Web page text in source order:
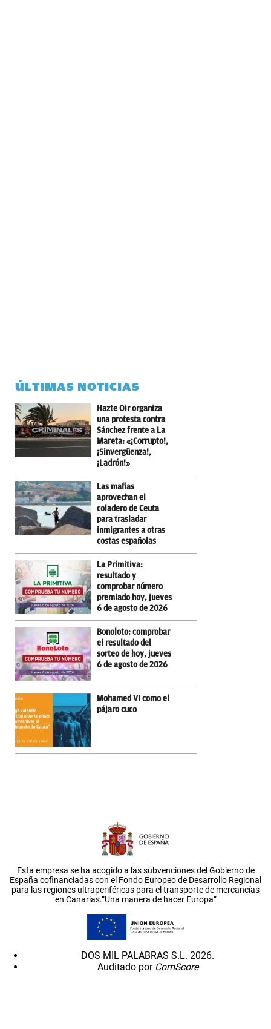
ÚLTIMAS NOTICIAS
Hazte Oir organiza
una protesta contra
Sánchez frente a La
Mareta: «¡Corrupto!,
¡Sinvergüenza!,
¡Ladrón!»
Las mafias
aprovechan el
coladero de Ceuta
para trasladar
inmigrantes a otras
costas españolas
La Primitiva:
resultado y
comprobar número
premiado hoy, jueves
6 de agosto de 2026
Bonoloto: comprobar
el resultado del
sorteo de hoy, jueves
6 de agosto de 2026
Mohamed VI como el
pájaro cuco
Esta empresa se ha acogido a las subvenciones del Gobierno de
España cofinanciadas con el Fondo Europeo de Desarrollo Regional
para las regiones ultraperiféricas para el transporte de mercancías
en Canarias.”Una manera de hacer Europa”
DOS MIL PALABRAS S.L. 2026.
Auditado por ComScore